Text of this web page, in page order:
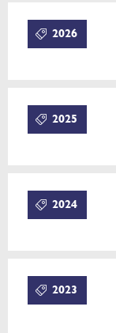
2026
2025
2024
2023